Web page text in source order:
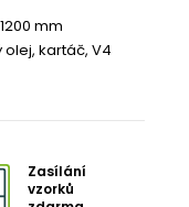
1200 mm
olej, kartáč, V4
Zasílání
vzorků